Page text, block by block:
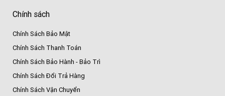
Chính sách
Chính Sách Bảo Mật
Chính Sách Thanh Toán
Chính Sách Bảo Hành - Bảo Trì
Chính Sách Đổi Trả Hàng
Chính Sách Vận Chuyển